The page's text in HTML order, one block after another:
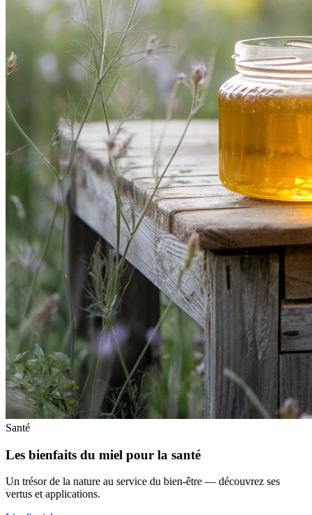
Santé
Les bienfaits du miel pour la santé
Un trésor de la nature au service du bien-être — découvrez ses
vertus et applications.